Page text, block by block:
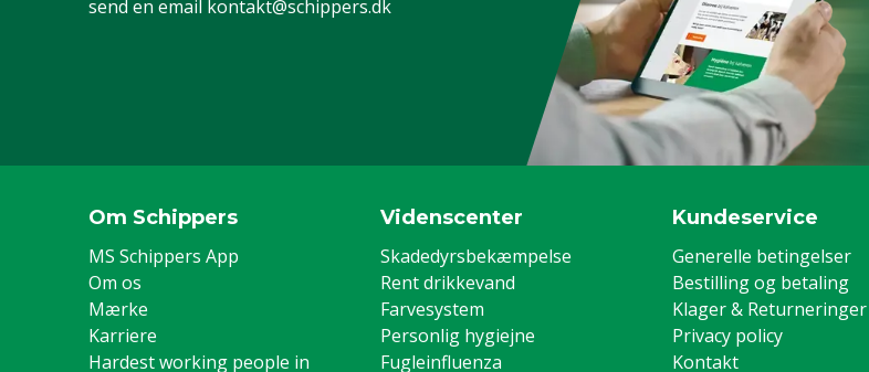
Børste speed
Farve
send en email kontakt@schippers.dk
Om Schippers
MS Schippers App
Om os
Mærke
Karriere
Hardest working people in
Videnscenter
Skadedyrsbekæmpelse
Rent drikkevand
Farvesystem
Personlig hygiejne
Fugleinfluenza
Kundeservice
Generelle betingelser
Bestilling og betaling
Klager & Returneringer
Privacy policy
Kontakt